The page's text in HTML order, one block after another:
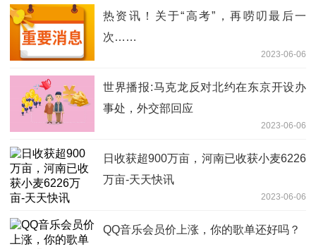
热资讯！关于“高考”，再唠叨最后一
次……
2023-06-06
世界播报:马克龙反对北约在东京开设办
事处，外交部回应
2023-06-06
日收获超900万亩，河南已收获小麦6226
万亩-天天快讯
2023-06-06
QQ音乐会员价上涨，你的歌单还好吗？